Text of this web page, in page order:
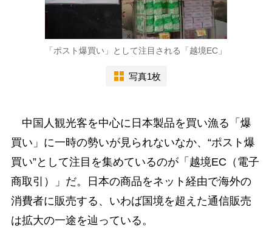
「ポスト爆買い」として注目される「越境EC」
写真1枚
中国人観光客を中心に日本製品を買い漁る「爆
買い」に一時の勢いが見られないなか、“ポスト爆
買い”として注目を集めているのが「越境EC（電子
商取引）」だ。日本の商品をネット経由で海外の
消費者に販売する、いわば国境を超えた通信販売
は拡大の一途を辿っている。